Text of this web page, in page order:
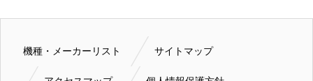
機種・メーカーリスト サイトマップ